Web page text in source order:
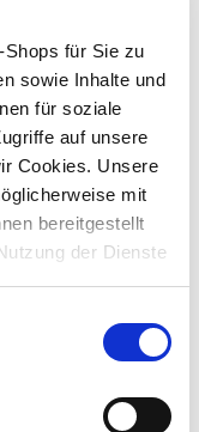
für Sie zu
sowie Inhalte und
für soziale
auf unsere
Cookies. Unsere
mit
bereitgestellt
der Dienste
erfahren
Urlaub oder